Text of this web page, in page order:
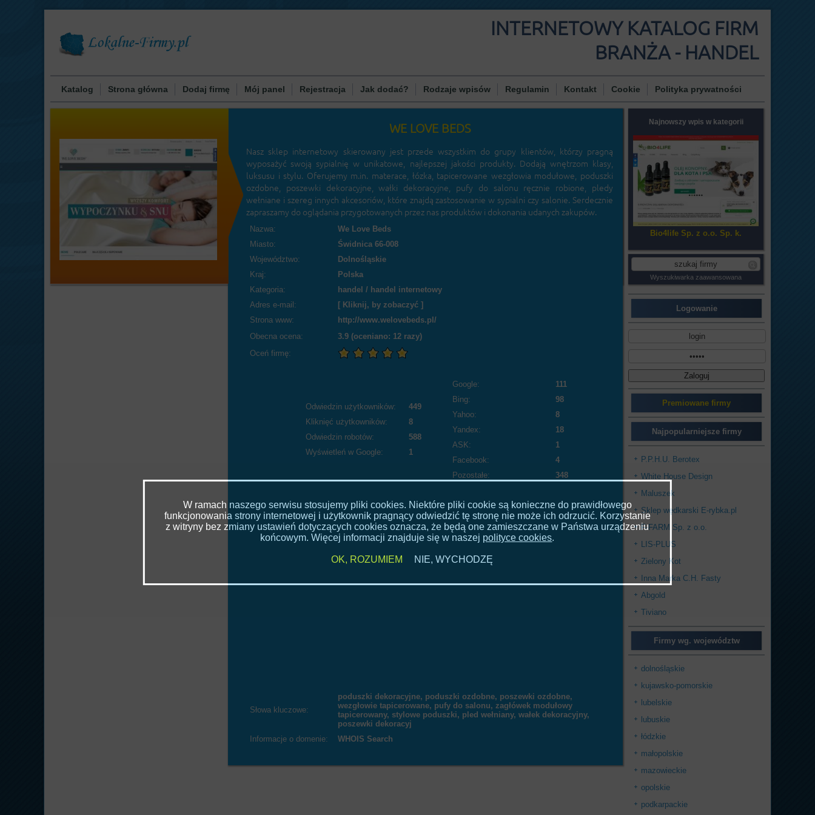
INTERNETOWY KATALOG FIRM
BRANŻA - HANDEL
Katalog Strona główna Dodaj firmę Mój panel Rejestracja Jak dodać? Rodzaje wpisów Regulamin Kontakt Cookie Polityka prywatności
WE LOVE BEDS
Nasz sklep internetowy skierowany jest przede wszystkim do grupy klientów, którzy pragną
wyposażyć swoją sypialnię w unikatowe, najlepszej jakości produkty. Dodają wnętrzom klasy,
luksusu i stylu. Oferujemy m.in. materace, łózka, tapicerowane wezgłowia modułowe, poduszki
ozdobne, poszewki dekoracyjne, wałki dekoracyjne, pufy do salonu ręcznie robione, pledy
wełniane i szereg innych akcesoriów, które znajdą zastosowanie w sypialni czy salonie. Serdecznie
zapraszamy do oglądania przygotowanych przez nas produktów i dokonania udanych zakupów.
Nazwa:
We Love Beds
Miasto:
Świdnica 66-008
Województwo:
Dolnośląskie
Kraj:
Polska
Kategoria:
handel / handel internetowy
Adres e-mail:
[ Kliknij, by zobaczyć ]
Strona www:
http://www.welovebeds.pl/
Obecna ocena:
3.9 (oceniano: 12 razy)
Oceń firmę:
Odwiedzin użytkowników:
449
Kliknięć użytkowników:
8
Odwiedzin robotów:
588
Wyświetleń w Google:
1
Google:
111
Bing:
98
Yahoo:
8
Yandex:
18
ASK:
1
Facebook:
4
Pozostałe:
348
Słowa kluczowe:
poduszki dekoracyjne, poduszki ozdobne, poszewki ozdobne,
wezgłowie tapicerowane, pufy do salonu, zagłówek modułowy
tapicerowany, stylowe poduszki, pled wełniany, wałek dekoracyjny,
poszewki dekoracyj
Informacje o domenie:
WHOIS Search
Najnowszy wpis w kategorii
Bio4life Sp. z o.o. Sp. k.
Wyszukiwarka zaawansowana
Logowanie
Premiowane firmy
Najpopularniejsze firmy
P.P.H.U. Berotex
White House Design
Maluszek
Sklep wędkarski E-rybka.pl
F-FARM Sp. z o.o.
LIS-PLUS
Zielony Kot
Inna Marka C.H. Fasty
Abgold
Tiviano
Firmy wg. województw
dolnośląskie
kujawsko-pomorskie
lubelskie
lubuskie
łódzkie
małopolskie
mazowieckie
opolskie
podkarpackie
W ramach naszego serwisu stosujemy pliki cookies. Niektóre pliki cookie są konieczne do prawidłowego
funkcjonowania strony internetowej i użytkownik pragnący odwiedzić tę stronę nie może ich odrzucić. Korzystanie
z witryny bez zmiany ustawień dotyczących cookies oznacza, że będą one zamieszczane w Państwa urządzeniu
końcowym. Więcej informacji znajduje się w naszej polityce cookies.
OK, ROZUMIEM NIE, WYCHODZĘ